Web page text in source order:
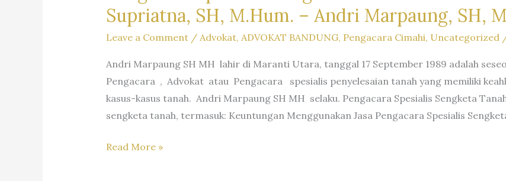
Supriatna, SH, M.Hum. – Andri Marpaung, SH,
Leave a Comment / Advokat, ADVOKAT BANDUNG, Pengacara Cimahi, Uncategorized
Andri Marpaung SH MH lahir di Maranti Utara, tanggal 17 September 1989 adalah
Pengacara , Advokat atau Pengacara spesialis penyelesaian tanah yang memiliki
kasus-kasus tanah. Andri Marpaung SH MH selaku. Pengacara Spesialis Sengketa
sengketa tanah, termasuk: Keuntungan Menggunakan Jasa Pengacara Spesialis
Pengacara
Read More »